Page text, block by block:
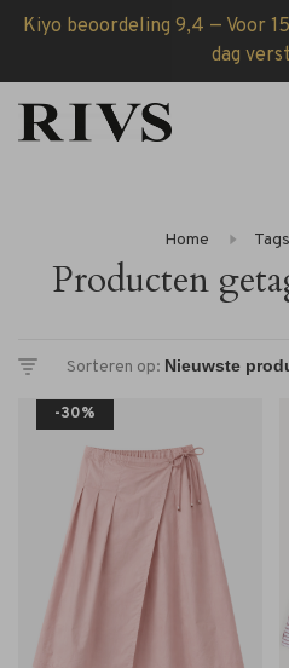
Kiyo beoordeling 9,4 — Voor
dag
Home Tags
Producten
Sorteren op:
-30%